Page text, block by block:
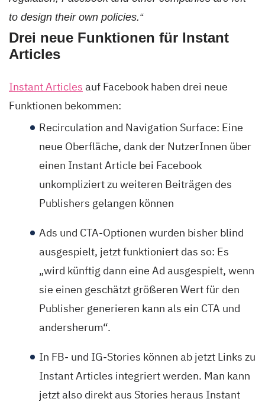
to design their own policies.“
Drei neue Funktionen für Instant
Articles
Instant Articles auf Facebook haben drei neue
Funktionen bekommen:
Recirculation and Navigation Surface: Eine
neue Oberfläche, dank der NutzerInnen über
einen Instant Article bei Facebook
unkompliziert zu weiteren Beiträgen des
Publishers gelangen können
Ads und CTA-Optionen wurden bisher blind
ausgespielt, jetzt funktioniert das so: Es
„wird künftig dann eine Ad ausgespielt, wenn
sie einen geschätzt größeren Wert für den
Publisher generieren kann als ein CTA und
andersherum“.
In FB- und IG-Stories können ab jetzt Links zu
Instant Articles integriert werden. Man kann
jetzt also direkt aus Stories heraus Instant